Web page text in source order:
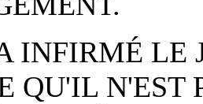
INFIRMÉ LE
QU'IL